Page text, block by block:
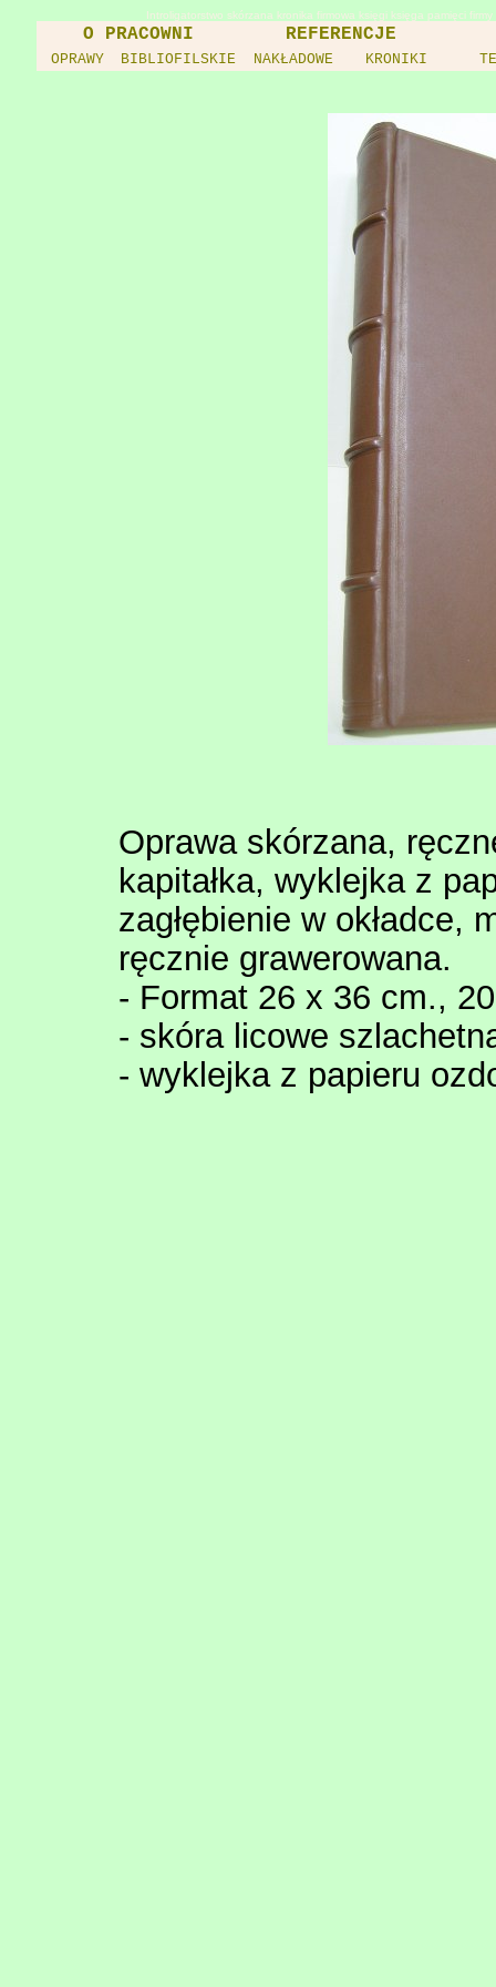
Introligatorstwo skórzana kronika firmowa księgi księga pamięci
O PRACOWNI REFERENCJE
OPRAWY BIBLIOFILSKIE NAKŁADOWE KRONIKI
Oprawa skórzana,
kapitałka, wyklejka z
zagłębienie w okładce,
ręcznie grawerowana.
- Format 26 x 36 cm.,
- skóra licowe
- wyklejka z papieru